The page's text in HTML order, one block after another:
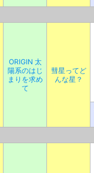
ORIGIN 太
陽系のはじ
まりを求め
て
彗星ってど
んな星？